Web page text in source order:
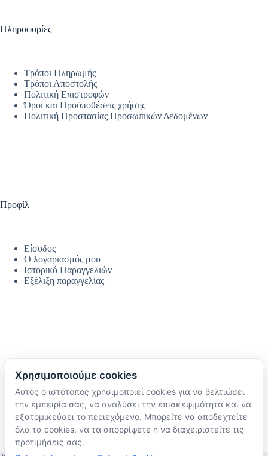
Πληροφορίες
Τρόποι Πληρωμής
Τρόποι Αποστολής
Πολιτική Επιστροφών
Όροι και Προϋποθέσεις χρήσης
Πολιτική Προστασίας Προσωπικών Δεδομένων
Προφίλ
Είσοδος
Ο λογαριασμός μου
Ιστορικό Παραγγελιών
Εξέλιξη παραγγελίας
Ακολουθήστε μας
TikTok
Instagram
Facebook
Χρησιμοποιούμε cookies
Αυτός ο ιστότοπος χρησιμοποιεί cookies για να βελτιώσει
την εμπειρία σας, να αναλύσει την επισκεψιμότητα και να
εξατομικεύσει το περιεχόμενο. Μπορείτε να αποδεχτείτε
όλα τα cookies, να τα απορρίψετε ή να διαχειριστείτε τις
προτιμήσεις σας.